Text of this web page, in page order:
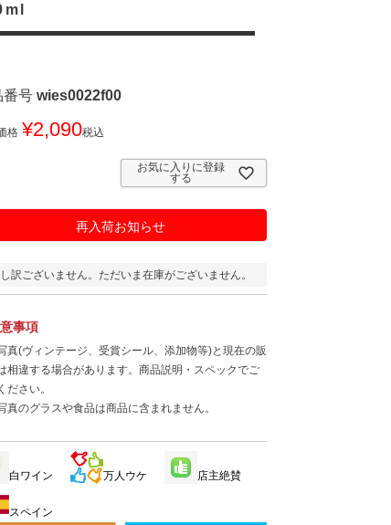
番号 wies0022f00
格 ¥2,090税込
お気に入りに登録
する
再入荷お知らせ
訳ございません。ただいま在庫がございません。
事項
真(ヴィンテージ、受賞シール、添加物等)と現在の販
相違する場合があります。商品説明・スペックでご
ださい。
真のグラスや食品は商品に含まれません。
白ワイン 万人ウケ 店主絶賛
スペイン